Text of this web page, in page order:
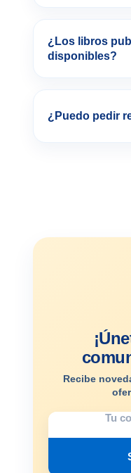
¿Los libros
disponibles?
¿Puedo pedir
Recibe